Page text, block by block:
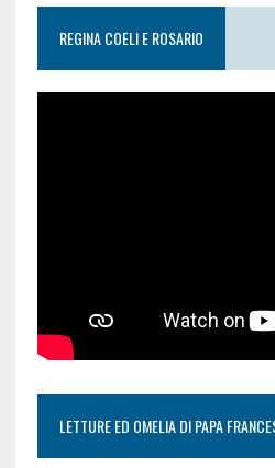
REGINA COELI E ROSARIO
LETTURE ED OMELIA DI PAPA